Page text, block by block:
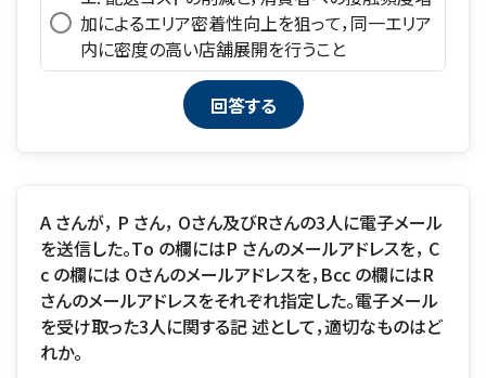
加によるエリア密着性向上を狙って，同一エリア
内に密度の高い店舗展開を行うこと
A さんが， P さん， Oさん及びRさんの3人に電子メール
を送信した。To の欄にはP さんのメールアドレスを， C
c の欄には Oさんのメールアドレスを，Bcc の欄にはR
さんのメールアドレスをそれぞれ指定した。電子メール
を受け取った3人に関する記 述として，適切なものはど
れか。